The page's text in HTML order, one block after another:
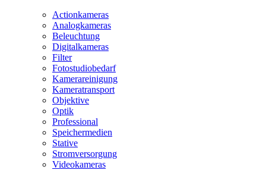
Actionkameras
Analogkameras
Beleuchtung
Digitalkameras
Filter
Fotostudiobedarf
Kamerareinigung
Kameratransport
Objektive
Optik
Professional
Speichermedien
Stative
Stromversorgung
Videokameras